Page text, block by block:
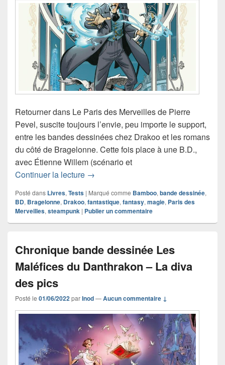
Retourner dans Le Paris des Merveilles de Pierre
Pevel, suscite toujours l’envie, peu importe le support,
entre les bandes dessinées chez Drakoo et les romans
du côté de Bragelonne. Cette fois place à une B.D.,
avec Étienne Willem (scénario et
Continuer la lecture Chronique bande dessinée Le Paris
→
Posté dans Livres, Tests | Marqué comme Bamboo, bande dessinée,
BD, Bragelonne, Drakoo, fantastique, fantasy, magie, Paris des
Merveilles, steampunk | Publier un commentaire
Chronique bande dessinée Les
Maléfices du Danthrakon – La diva
des pics
Posté le 01/06/2022parInod—Aucun commentaire ↓